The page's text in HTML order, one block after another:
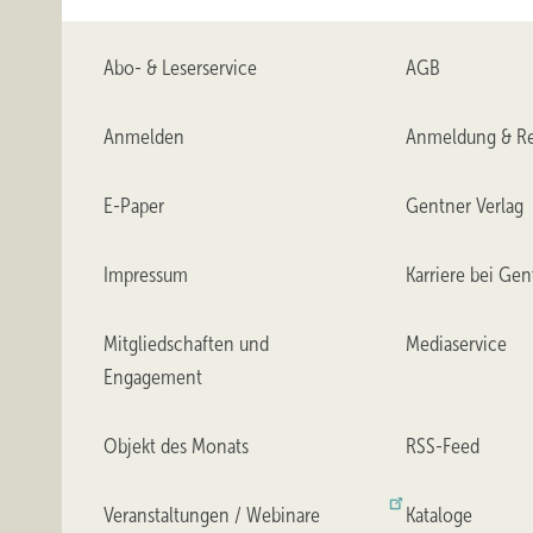
https://fenster-koennen-mehr.de
Abo- & Leserservice AGB
Anmelden Anmeldung &
E-Paper Gentner Verlag
Impressum Karriere bei
Mitgliedschaften und
Engagement
Mediaservice
Objekt des Monats RSS-Feed
Veranstaltungen / Webinare Kataloge